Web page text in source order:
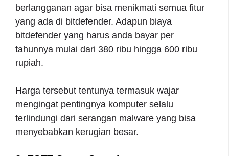
berlangganan agar bisa menikmati semua fitur
yang ada di bitdefender. Adapun biaya
bitdefender yang harus anda bayar per
tahunnya mulai dari 380 ribu hingga 600 ribu
rupiah.
Harga tersebut tentunya termasuk wajar
mengingat pentingnya komputer selalu
terlindungi dari serangan malware yang bisa
menyebabkan kerugian besar.